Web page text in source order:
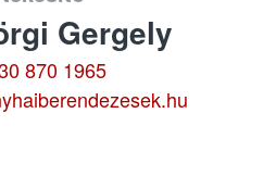
Gergely
870 1965